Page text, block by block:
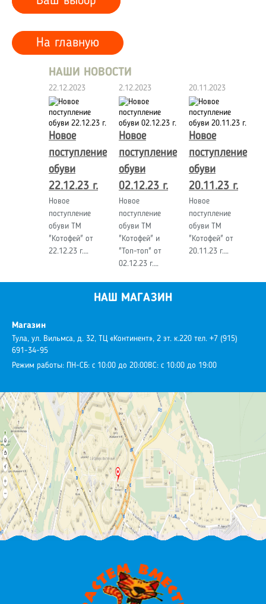
На главную
НАШИ НОВОСТИ
22.12.2023
Новое
поступление
обуви
22.12.23 г.
Новое
поступление
обуви ТМ
"Котофей" от
22.12.23 г.…
2.12.2023
Новое
поступление
обуви
02.12.23 г.
Новое
поступление
обуви ТМ
"Котофей" и
"Топ-топ" от
02.12.23 г.…
20.11.2023
Новое
поступление
обуви
20.11.23 г.
Новое
поступление
обуви ТМ
"Котофей" от
20.11.23 г.…
НАШ МАГАЗИН
Магазин
Тула, ул. Вильмса, д. 32, ТЦ «Континент», 2 эт. к.220 тел. +7 (915)
691-34-95
Режим работы: ПН-СБ: с 10:00 до 20:00ВС: с 10:00 до 19:00